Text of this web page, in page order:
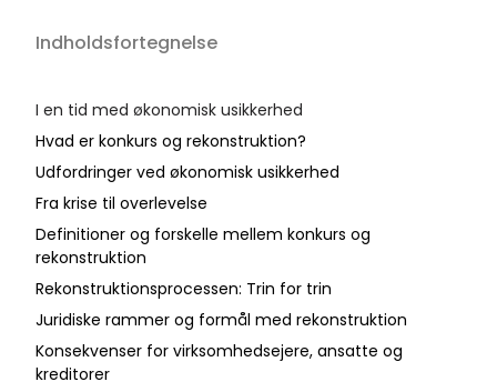
Indholdsfortegnelse
I en tid med økonomisk usikkerhed
Hvad er konkurs og rekonstruktion?
Udfordringer ved økonomisk usikkerhed
Fra krise til overlevelse
Definitioner og forskelle mellem konkurs og
rekonstruktion
Rekonstruktionsprocessen: Trin for trin
Juridiske rammer og formål med rekonstruktion
Konsekvenser for virksomhedsejere, ansatte og
kreditorer